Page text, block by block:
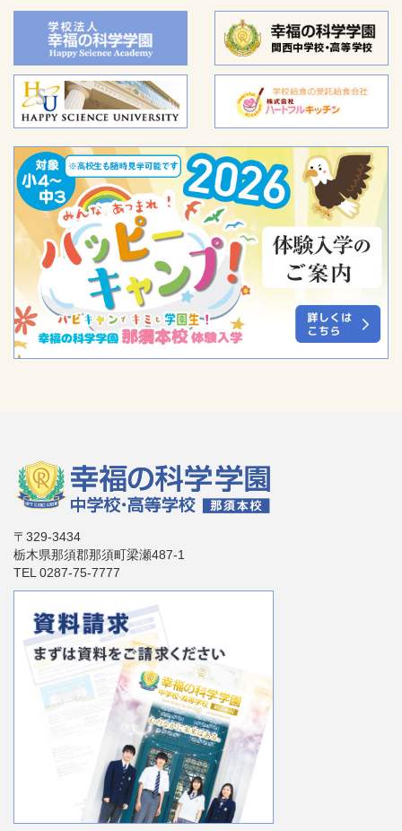
〒329-3434
栃木県那須郡那須町梁瀬487-1
TEL 0287-75-7777